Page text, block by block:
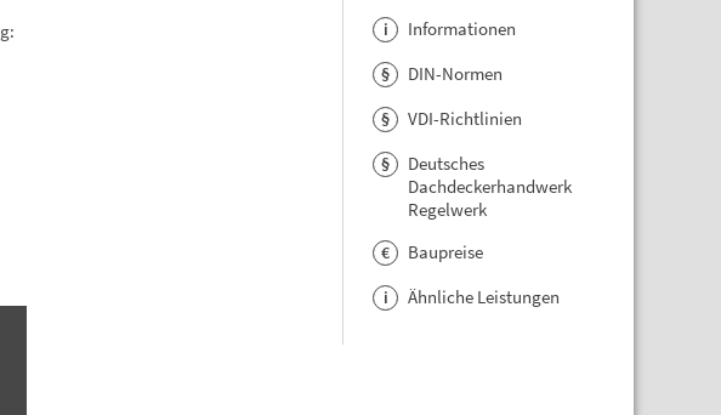
i Informationen
§ DIN-Normen
§ VDI-Richtlinien
§
Deutsches
Dachdeckerhandwerk
Regelwerk
€ Baupreise
i Ähnliche Leistungen